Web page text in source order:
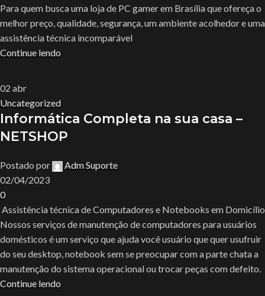
Para quem busca uma loja de PC gamer em Brasília que ofereça o
melhor preço, qualidade, segurança, um ambiente acolhedor e uma
assistência técnica incomparável
Continue lendo
02 abr
Uncategorized
Informática Completa na sua casa –
NETSHOP
Postado por
Adm Suporte
02/04/2023
0
Assistência técnica de Computadores e Notebooks em Domicílio
Nossos serviços de manutenção de computadores para usuários
domésticos é um serviço que ajuda você usuário que quer usufruir
do seu desktop, notebook sem se preocupar com a parte chata a
manutenção do sistema operacional ou trocar peças com defeito.
Continue lendo